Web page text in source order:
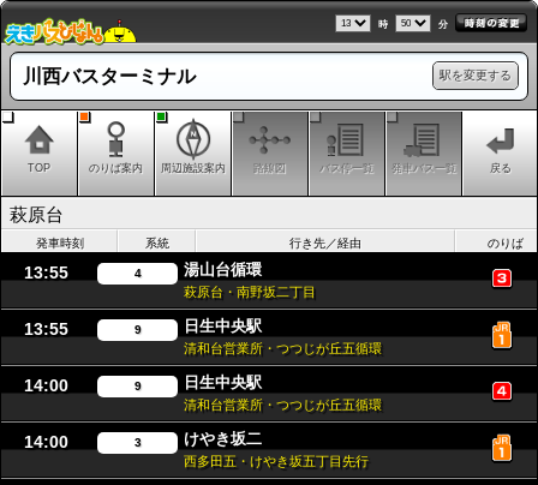
時 分
駅を変更する
川西バスターミナル
TOP のりば案内 周辺施設案内 路線図 バス停一覧 発車バス一覧 戻る
萩原台
発車時刻 系統 行き先／経由 のりば
13:55 4 湯山台循環
萩原台・南野坂二丁目
13:55 9 日生中央駅
清和台営業所・つつじが丘五循環
14:00 9 日生中央駅
清和台営業所・つつじが丘五循環
14:00 3 けやき坂二
西多田五・けやき坂五丁目先行